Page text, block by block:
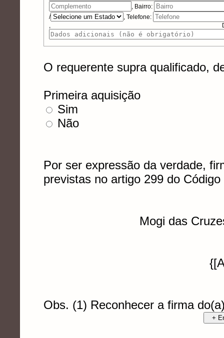
, Bairro:
/
, Telefone:
, Dados
O requerente supra qualificado,
Primeira aquisição
Sim
Não
Por ser expressão da verdade,
previstas no artigo 299 do
Mogi das
Obs. (1) Reconhecer a firma
+